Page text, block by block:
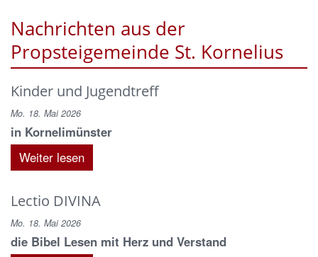
Nachrichten aus der
Propsteigemeinde St. Kornelius
Kinder und Jugendtreff
Mo. 18. Mai 2026
in Kornelimünster
Weiter lesen
Lectio DIVINA
Mo. 18. Mai 2026
die Bibel Lesen mit Herz und Verstand